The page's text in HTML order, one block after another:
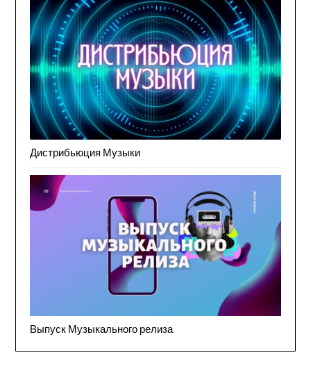
Дистрибьюция Музыки
Выпуск Музыкального релиза